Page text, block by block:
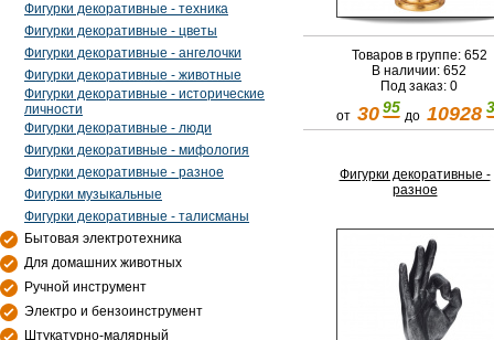
Фигурки декоративные - техника
Фигурки декоративные - цветы
Фигурки декоративные - ангелочки
Фигурки декоративные - животные
Фигурки декоративные - исторические
личности
Фигурки декоративные - люди
Фигурки декоративные - мифология
Фигурки декоративные - разное
Фигурки музыкальные
Фигурки декоративные - талисманы
Бытовая электротехника
Для домашних животных
Ручной инструмент
Электро и бензоинструмент
Штукатурно-малярный
Товаров в группе: 652
В наличии: 652
Под заказ: 0
от 30 95до10928
Фигурки декоративные -
разное